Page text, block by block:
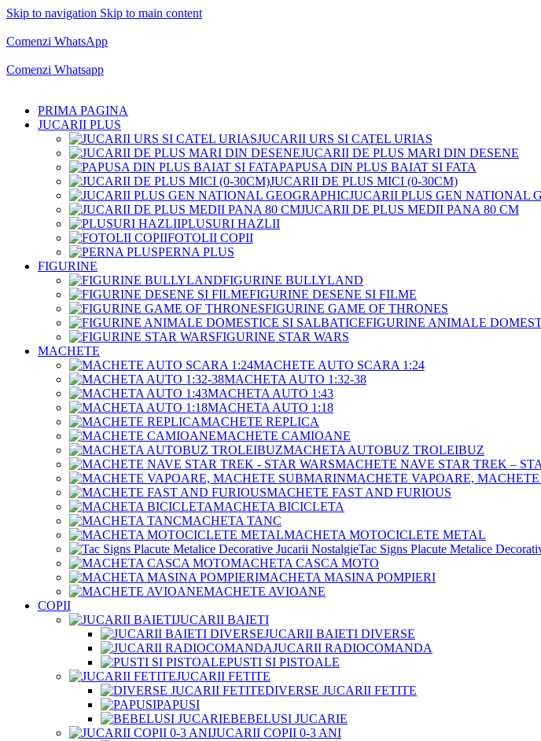
Skip to navigation Skip to main content
Comenzi WhatsApp
Comenzi Whatsapp
PRIMA PAGINA
JUCARII PLUS
JUCARII URS SI CATEL URIAS
JUCARII DE PLUS MARI DIN DESENE
PAPUSA DIN PLUS BAIAT SI FATA
JUCARII DE PLUS MICI (0-30CM)
JUCARII PLUS GEN NATIONAL
JUCARII DE PLUS MEDII PANA 80 CM
PLUSURI HAZLII
FOTOLII COPII
PERNA PLUS
FIGURINE
FIGURINE BULLYLAND
FIGURINE DESENE SI FILME
FIGURINE GAME OF THRONES
FIGURINE ANIMALE
FIGURINE STAR WARS
MACHETE
MACHETE AUTO SCARA 1:24
MACHETA AUTO 1:32-38
MACHETA AUTO 1:43
MACHETA AUTO 1:18
MACHETE REPLICA
MACHETE CAMIOANE
MACHETA AUTOBUZ TROLEIBUZ
MACHETE NAVE STAR TREK –
MACHETE VAPOARE,
MACHETE FAST AND FURIOUS
MACHETA BICICLETA
MACHETA TANC
MACHETA MOTOCICLETE METAL
Tac Signs Placute Metalice
MACHETA CASCA MOTO
MACHETA MASINA POMPIERI
MACHETE AVIOANE
COPII
JUCARII BAIETI
JUCARII BAIETI DIVERSE
JUCARII RADIOCOMANDA
PUSTI SI PISTOALE
JUCARII FETITE
DIVERSE JUCARII FETITE
PAPUSI
BEBELUSI JUCARIE
JUCARII COPII 0-3 ANI